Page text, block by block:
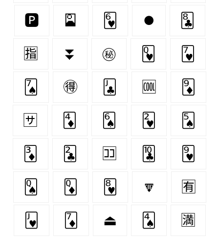
🅿 🎴 🂶 ⏺ 🃘
🈯 ⏬ ㊙ 🂽 🂷
🂧 🉐 🃛 🆒 🃉
🈂 🃄 🂦 🂲 🂥
🃃 🃒 🈁 🃚 🂹
🂭 🃍 🂸 🔽 🈶
🂻 🃇 ⏏ 🂤 🈵